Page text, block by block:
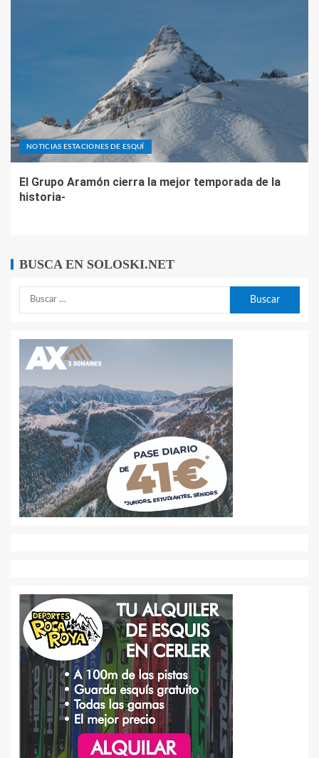
NOTICIAS ESTACIONES DE ESQUÍ
El Grupo Aramón cierra la mejor temporada de la
historia-
BUSCA EN SOLOSKI.NET